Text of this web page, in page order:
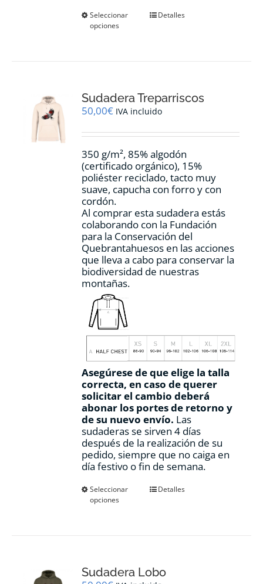
Seleccionar
opciones
Este
se
pueden
en
página
de
producto
Detalles
Sudadera Treparriscos
50,00€ IVA incluido
350 g/m², 85% algodón
(certificado orgánico), 15%
poliéster reciclado, tacto muy
suave, capucha con forro y con
cordón.
Al comprar esta sudadera estás
colaborando con la Fundación
para la Conservación del
Quebrantahuesos en las acciones
que lleva a cabo para conservar la
biodiversidad de nuestras
montañas.
Asegúrese de que elige la talla
correcta, en caso de querer
solicitar el cambio deberá
abonar los portes de retorno y
de su nuevo envío. Las
sudaderas se sirven 4 días
después de la realización de su
pedido, siempre que no caiga en
día festivo o fin de semana.
Seleccionar
opciones
Este
se
Detalles
Sudadera Lobo